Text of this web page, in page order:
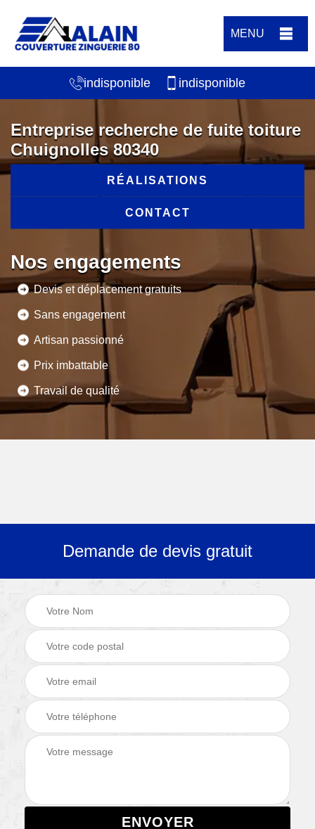
MENU
indisponible indisponible
Entreprise recherche de fuite toiture
Chuignolles 80340
RÉALISATIONS
CONTACT
Nos engagements
Devis et déplacement gratuits
Sans engagement
Artisan passionné
Prix imbattable
Travail de qualité
Demande de devis gratuit